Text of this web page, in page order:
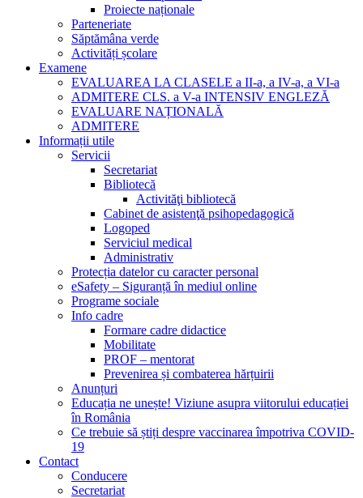
Proiecte naționale
Parteneriate
Săptămâna verde
Activități școlare
Examene
EVALUAREA LA CLASELE a II-a, a IV-a, a VI-a
ADMITERE CLS. a V-a INTENSIV ENGLEZĂ
EVALUARE NAȚIONALĂ
ADMITERE
Informații utile
Servicii
Secretariat
Bibliotecă
Activităţi bibliotecă
Cabinet de asistenţă psihopedagogică
Logoped
Serviciul medical
Administrativ
Protecția datelor cu caracter personal
eSafety – Siguranță în mediul online
Programe sociale
Info cadre
Formare cadre didactice
Mobilitate
PROF – mentorat
Prevenirea și combaterea hărțuirii
Anunțuri
Educația ne unește! Viziune asupra viitorului educației
în România
Ce trebuie să știți despre vaccinarea împotriva COVID-
19
Contact
Conducere
Secretariat